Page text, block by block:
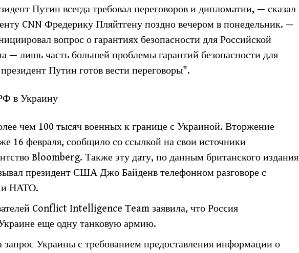
Путин всегда требовал переговоров и дипломатии, — сказал
CNN Фредерику Пляйтгену поздно вечером в понедельник. —
вопрос о гарантиях безопасности для Российской
— лишь часть большей проблемы гарантий безопасности для
Путин готов вести переговоры".
в Украину
чем 100 тысяч военных к границе с Украиной. Вторжение
16 февраля, сообщило со ссылкой на свои источники
Bloomberg. Также эту дату, по данным британского издания
президент США Джо Байденв телефонном разговоре с
и НАТО.
Conflict Intelligence Team заявила, что Россия
еще одну танковую армию.
запрос Украины с требованием предоставления информации о